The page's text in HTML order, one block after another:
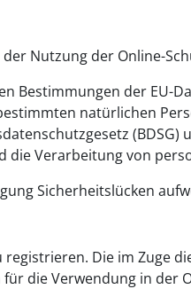
Nutzung der Online-
Bestimmungen der
natürlichen
die Verarbeitung von
Sicherheitslücken
Die im Zuge
die Verwendung in